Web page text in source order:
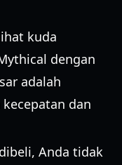
kuda
dengan
adalah
dan
Anda tidak